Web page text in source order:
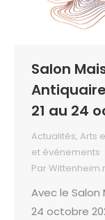
Salon
21 au 24
Actualités, Arts
et événements
Par
Avec le Salon
24 octobre